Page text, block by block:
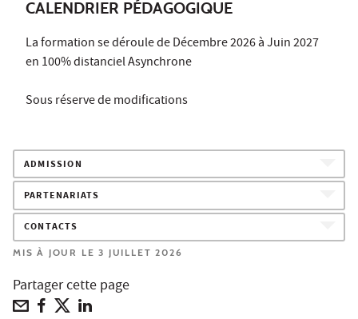
CALENDRIER PÉDAGOGIQUE
La formation se déroule de Décembre 2026 à Juin 2027
en 100% distanciel Asynchrone
Sous réserve de modifications
ADMISSION
PARTENARIATS
CONTACTS
MIS À JOUR LE 3 JUILLET 2026
Partager cette page